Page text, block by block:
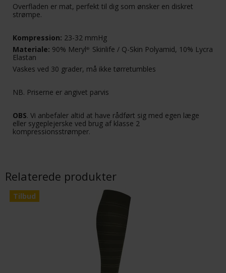
Overfladen er mat, perfekt til dig som ønsker en diskret
strømpe.
Kompression: 23-32 mmHg
Materiale: 90% Meryl®
Skinlife / Q-Skin Polyamid, 10% Lycra
Elastan
Vaskes ved 30 grader, må ikke tørretumbles
NB. Priserne er angivet parvis
OBS. Vi anbefaler altid at have rådført sig med egen læge
eller sygeplejerske ved brug af klasse 2
kompressionsstrømper.
Relaterede produkter
Tilbud